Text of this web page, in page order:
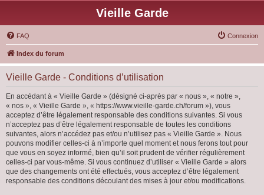
Vieille Garde
FAQ Connexion
Index du forum
Vieille Garde - Conditions d’utilisation
En accédant à « Vieille Garde » (désigné ci-après par « nous », « notre »,
« nos », « Vieille Garde », « https://www.vieille-garde.ch/forum »), vous
acceptez d’être légalement responsable des conditions suivantes. Si vous
n’acceptez pas d’être légalement responsable de toutes les conditions
suivantes, alors n’accédez pas et/ou n’utilisez pas « Vieille Garde ». Nous
pouvons modifier celles-ci à n’importe quel moment et nous ferons tout pour
que vous en soyez informé, bien qu’il soit prudent de vérifier régulièrement
celles-ci par vous-même. Si vous continuez d’utiliser « Vieille Garde » alors
que des changements ont été effectués, vous acceptez d’être légalement
responsable des conditions découlant des mises à jour et/ou modifications.